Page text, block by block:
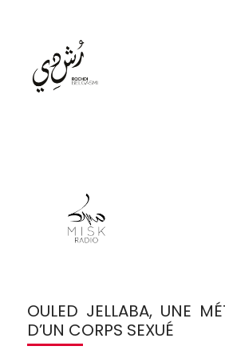
OULED JELLABA, UNE
D’UN CORPS SEXUÉ